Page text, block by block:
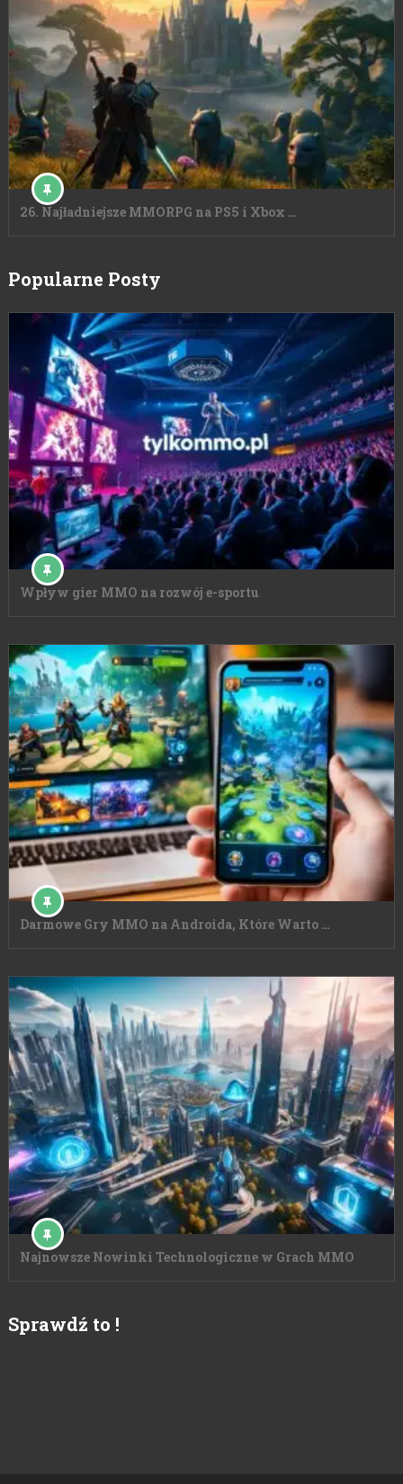
26. Najładniejsze MMORPG na PS5 i Xbox …
Popularne Posty
Wpływ gier MMO na rozwój e-sportu
Darmowe Gry MMO na Androida, Które Warto …
Najnowsze Nowinki Technologiczne w Grach MMO
Sprawdź to !